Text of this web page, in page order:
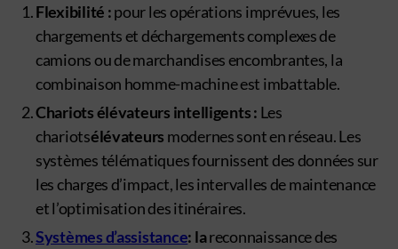
Flexibilité :pour les opérations imprévues, les
chargements et déchargements complexes de
camions ou de marchandises encombrantes, la
combinaison homme-machine est imbattable.
Chariots élévateurs intelligents : Les
chariotsélévateurs modernes sont en réseau. Les
systèmes télématiques fournissent des données sur
les charges d’impact, les intervalles de maintenance
et l’optimisation des itinéraires.
Systèmes d’assistance: lareconnaissance des